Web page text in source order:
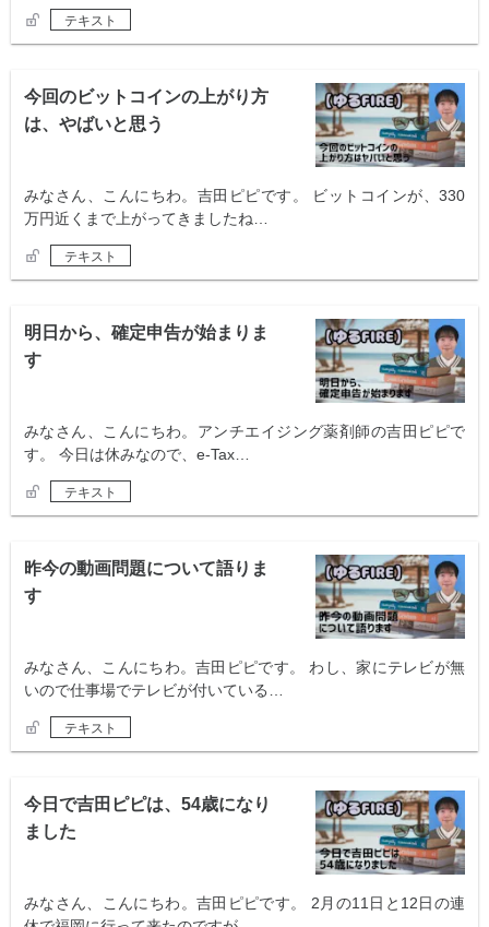
テキスト
今回のビットコインの上がり方
は、やばいと思う
みなさん、こんにちわ。吉田ピピです。 ビットコインが、330
万円近くまで上がってきましたね…
テキスト
明日から、確定申告が始まりま
す
みなさん、こんにちわ。アンチエイジング薬剤師の吉田ピピで
す。 今日は休みなので、e-Tax…
テキスト
昨今の動画問題について語りま
す
みなさん、こんにちわ。吉田ピピです。 わし、家にテレビが無
いので仕事場でテレビが付いている…
テキスト
今日で吉田ピピは、54歳になり
ました
みなさん、こんにちわ。吉田ピピです。 2月の11日と12日の連